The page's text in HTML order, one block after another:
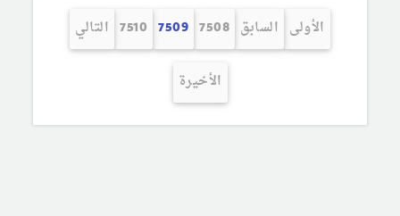
الأولى السابق 7508
7509
7510 التالي
الأخيرة